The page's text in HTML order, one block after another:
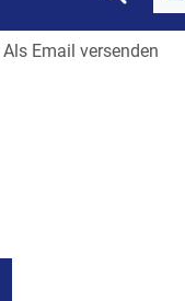
Als Email versenden